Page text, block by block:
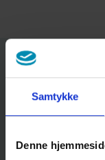
Samtykke
Denne